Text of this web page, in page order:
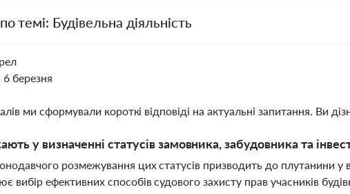
темі: Будівельна діяльність
6 березня
ми сформували короткі відповіді на актуальні запитання. Ви
у визначенні статусів замовника, забудовника та
розмежування цих статусів призводить до плутанини у
вибір ефективних способів судового захисту прав учасників